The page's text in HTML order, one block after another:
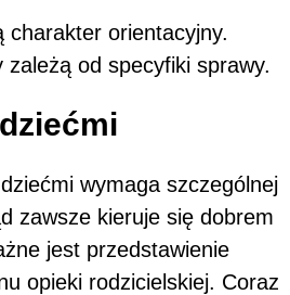
charakter orientacyjny.
zależą od specyfiki sprawy.
wymaga szczególnej
zawsze kieruje się dobrem
jest przedstawienie
opieki rodzicielskiej. Coraz